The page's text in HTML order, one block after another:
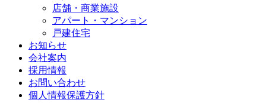
店舗・商業施設
アパート・マンション
戸建住宅
お知らせ
会社案内
採用情報
お問い合わせ
個人情報保護方針